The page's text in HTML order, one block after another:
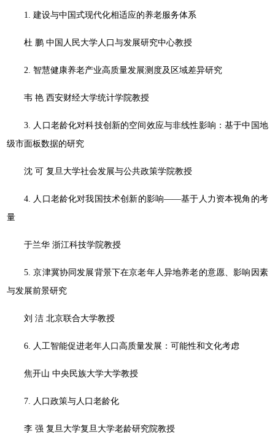
1. 建设与中国式现代化相适应的养老服务体系
杜 鹏 中国人民大学人口与发展研究中心教授
2. 智慧健康养老产业高质量发展测度及区域差异研究
韦 艳 西安财经大学统计学院教授
3. 人口老龄化对科技创新的空间效应与非线性影响：基于中国地
级市面板数据的研究
沈 可 复旦大学社会发展与公共政策学院教授
4. 人口老龄化对我国技术创新的影响——基于人力资本视角的考
量
于兰华 浙江科技学院教授
5. 京津冀协同发展背景下在京老年人异地养老的意愿、影响因素
与发展前景研究
刘 洁 北京联合大学教授
6. 人工智能促进老年人口高质量发展：可能性和文化考虑
焦开山 中央民族大学大学教授
7. 人口政策与人口老龄化
李 强 复旦大学复旦大学老龄研究院教授